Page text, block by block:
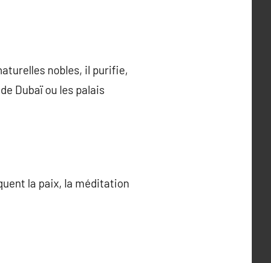
nobles, il purifie,
Dubaï ou les palais
la paix, la méditation